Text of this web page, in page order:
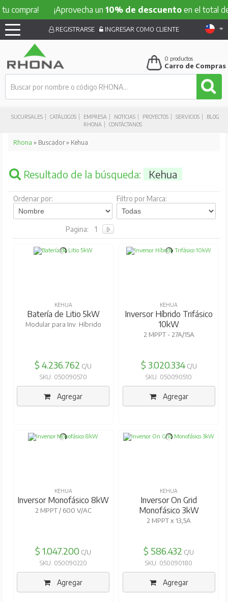
¡Aprovecha un10% de descuentoen el total de tu
SUCURSALES CATÁLOGOS EMPRESA NOTICIAS PROYECTOS SERVICIOS
BLOG
RHONA
CONTÁCTANOS
REGISTRARSE INGRESAR COMO CLIENTE
0 productos
Carro de Compras
Rhona » Buscador » Kehua
Resultado de la búsqueda: Kehua
Ordenar por: Filtro por Marca:
Pagina: 1
KEHUA
Batería de Litio 5kW
Modular para Inv. Híbrido
$ 4.236.762 C/U
SKU: 050090570
Agregar
KEHUA
Inversor Híbrido Trifásico
10kW
2 MPPT - 27A/15A
$ 3.020.334C/U
SKU: 050090510
Agregar
KEHUA
Inversor Monofásico 8kW
2 MPPT / 600 V/AC
$ 1.047.200 C/U
SKU: 050090220
Agregar
KEHUA
Inversor On Grid
Monofásico 3kW
2 MPPT x 13,5A
$ 586.432 C/U
SKU: 050090180
Agregar